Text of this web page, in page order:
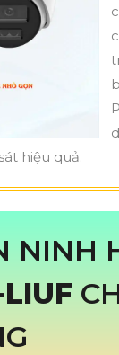
hiệu quả.
NINH